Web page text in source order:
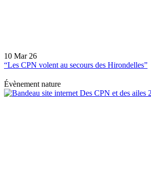
10 Mar 26
“Les CPN volent au secours des Hirondelles”
Évènement nature